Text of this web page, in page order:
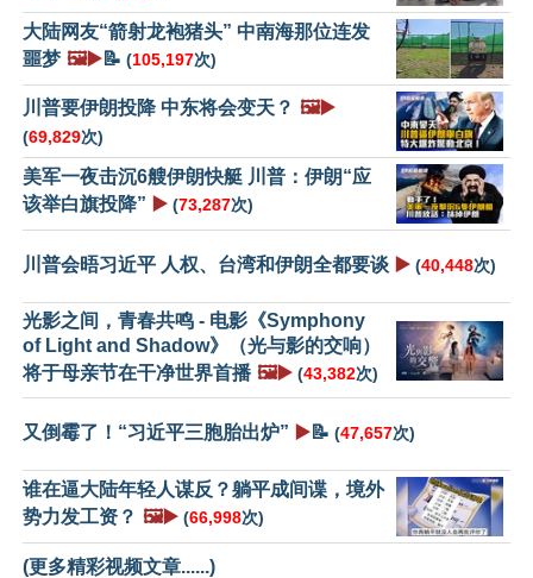
大陆网友“箭射龙袍猪头” 中南海那位连发
噩梦 🖼️▶️📝 (105,197次)
川普要伊朗投降 中东将会变天？ 🖼️▶️
(69,829次)
美军一夜击沉6艘伊朗快艇 川普：伊朗“应
该举白旗投降” ▶️ (73,287次)
川普会晤习近平 人权、台湾和伊朗全都要谈 ▶️ (40,448次)
光影之间，青春共鸣 - 电影《Symphony
of Light and Shadow》（光与影的交响）
将于母亲节在干净世界首播 🖼️▶️ (43,382次)
又倒霉了！“习近平三胞胎出炉” ▶️📝 (47,657次)
谁在逼大陆年轻人谋反？躺平成间谍，境外
势力发工资？ 🖼️▶️ (66,998次)
(更多精彩视频文章......)